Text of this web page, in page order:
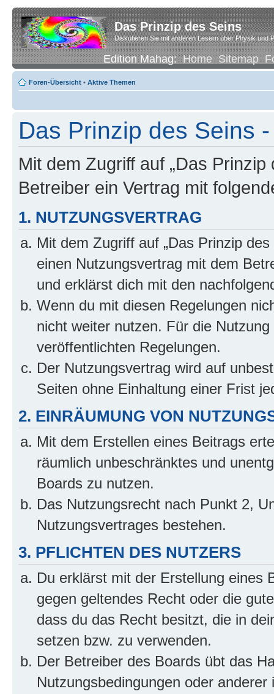
Das Prinzip des Seins
Diskutieren Sie mit anderen Lesern über Physik und
Edition Mahag:Home Sitemap
Foren-Übersicht • Aktive Themen
Das Prinzip des Seins
Mit dem Zugriff auf „Das
Betreiber ein Vertrag mit
1. NUTZUNGSVERTRAG
Mit dem Zugriff auf „Das Prinzip
einen Nutzungsvertrag mit dem
und erklärst dich mit den
Wenn du mit diesen Regelungen
nicht weiter nutzen. Für die
veröffentlichten Regelungen.
Der Nutzungsvertrag wird auf
Seiten ohne Einhaltung einer Frist
2. EINRÄUMUNG VON
Mit dem Erstellen eines Beitrags
räumlich unbeschränktes und
Boards zu nutzen.
Das Nutzungsrecht nach Punkt 2,
Nutzungsvertrages bestehen.
3. PFLICHTEN DES NUTZERS
Du erklärst mit der Erstellung eines
gegen geltendes Recht oder die
dass du das Recht besitzt, die in
setzen bzw. zu verwenden.
Der Betreiber des Boards übt das
Nutzungsbedingungen oder